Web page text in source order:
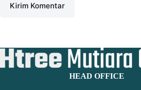
Kirim Komentar
HEAD OFFICE